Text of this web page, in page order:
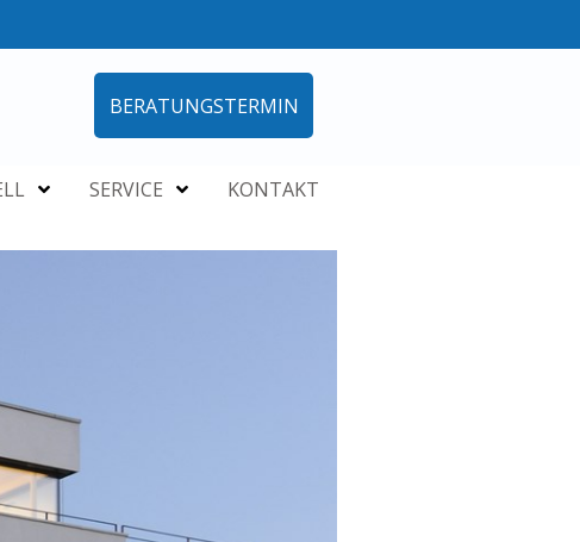
BERATUNGSTERMIN
SERVICE KONTAKT